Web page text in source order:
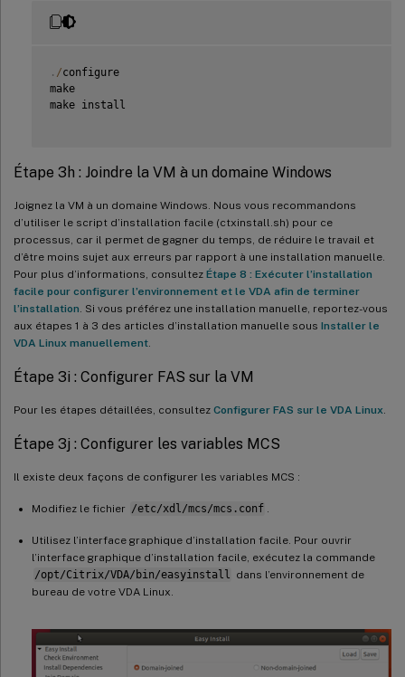
. /configure
make
make install
Étape 3h : Joindre la VM à un domaine Windows
Joignez la VM à un domaine Windows. Nous vous recommandons
d’utiliser le script d’installation facile (ctxinstall.sh) pour ce
processus, car il permet de gagner du temps, de réduire le travail et
d’être moins sujet aux erreurs par rapport à une installation manuelle.
Pour plus d’informations, consultez Étape 8 : Exécuter l’installation
facile pour configurer l’environnement et le VDA afin de terminer
l’installation . Si vous préférez une installation manuelle, reportez-vous
aux étapes 1 à 3 des articles d’installation manuelle sous Installer le
VDA Linux manuellement
Étape 3i : Configurer FAS sur la VM
Pour les étapes détaillées, consultez Configurer FAS sur le VDA Linux
Étape 3j : Configurer les variables MCS
Il existe deux façons de configurer les variables MCS :
Modifiez le fichier /etc/xdl/mcs/mcs.conf
Utilisez l’interface graphique d’installation facile. Pour ouvrir
l’interface graphique d’installation facile, exécutez la commande
/opt/Citrix/VDA/bin/easyinstall
dans l’environnement de
bureau de votre VDA Linux.